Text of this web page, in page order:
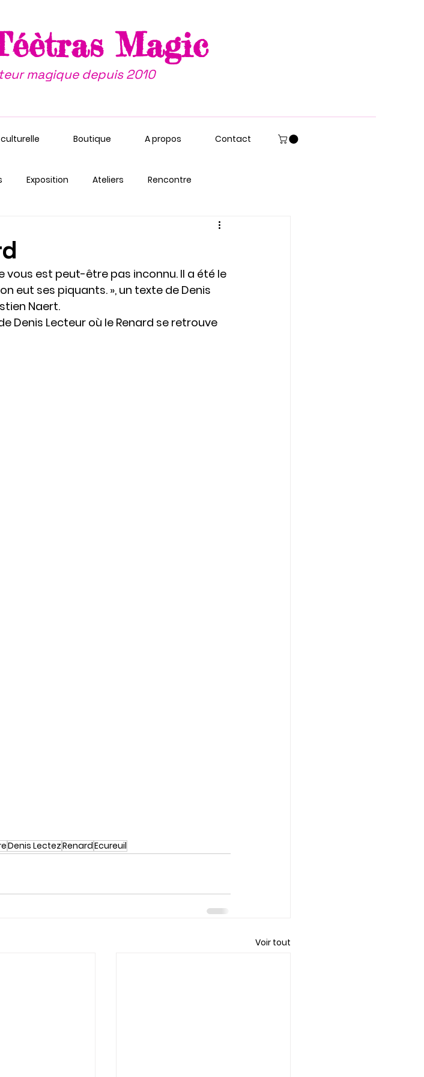
Magic
magique depuis 2010
Boutique A propos Contact
Exposition Ateliers Rencontre
est peut-être pas inconnu. Il a été le
eut ses piquants. », un texte de Denis
Naert.
Denis Lecteur où le Renard se retrouve
Denis LectezRenardEcureuil
Voir tout